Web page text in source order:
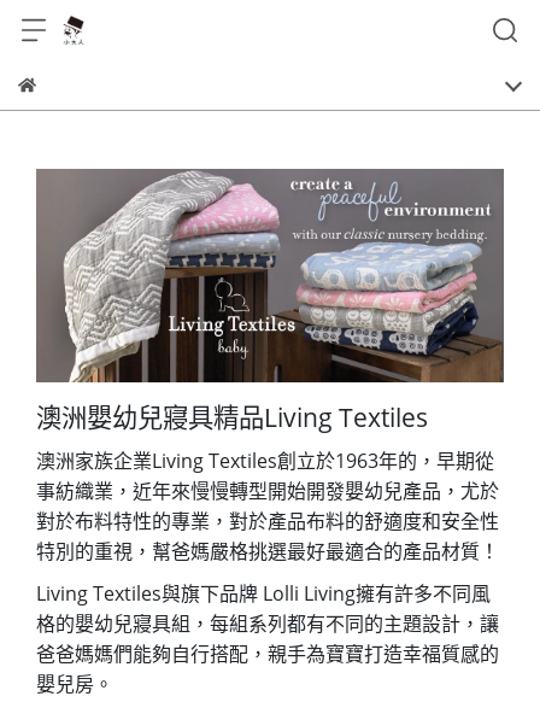
澳洲嬰幼兒寢具精品Living Textiles
澳洲家族企業Living Textiles創立於1963年的，早期從
事紡織業，近年來慢慢轉型開始開發嬰幼兒產品，尤於
對於布料特性的專業，對於產品布料的舒適度和安全性
特別的重視，幫爸媽嚴格挑選最好最適合的產品材質！
Living Textiles與旗下品牌 Lolli Living擁有許多不同風
格的嬰幼兒寢具組，每組系列都有不同的主題設計，讓
爸爸媽媽們能夠自行搭配，親手為寶寶打造幸福質感的
嬰兒房。